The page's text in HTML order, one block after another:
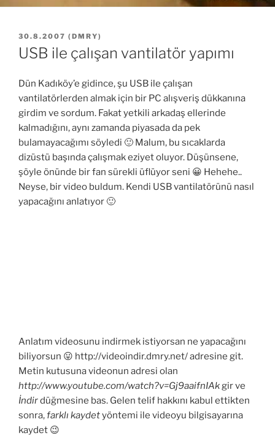
YAYIM
TARIHI
30.8.2007 ( DMRY)
USB ile çalışan vantilatör yapımı
Dün Kadıköy’e gidince, şu USB ile çalışan
vantilatörlerden almak için bir PC alışveriş dükkanına
girdim ve sordum. Fakat yetkili arkadaş ellerinde
kalmadığını, aynı zamanda piyasada da pek
bulamayacağımı söyledi 🙂 Malum, bu sıcaklarda
dizüstü başında çalışmak eziyet oluyor. Düşünsene,
şöyle önünde bir fan sürekli üflüyor seni 😀 Hehehe..
Neyse, bir video buldum. Kendi USB vantilatörünü nasıl
yapacağını anlatıyor 🙂
Anlatım videosunu indirmek istiyorsan ne yapacağını
biliyorsun 😛 http://videoindir.dmry.net/ adresine git.
Metin kutusuna videonun adresi olan
http://www.youtube.com/watch?v=Gj9aaifnIAkgir ve
İndirdüğmesine bas. Gelen telif hakkını kabul ettikten
sonra,farklı kaydetyöntemi ile videoyu bilgisayarına
kaydet 😉